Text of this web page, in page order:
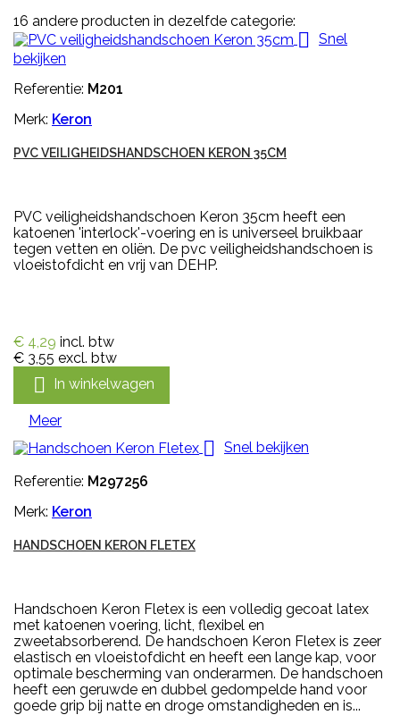
16 andere producten in dezelfde categorie:
 Snel
bekijken
Referentie: M201
Merk: Keron
PVC VEILIGHEIDSHANDSCHOEN KERON 35CM
PVC veiligheidshandschoen Keron 35cm heeft een
katoenen 'interlock'-voering en is universeel bruikbaar
tegen vetten en oliën. De pvc veiligheidshandschoen is
vloeistofdicht en vrij van DEHP.
€ 4,29 incl. btw
€ 3,55 excl. btw
 In winkelwagen
Meer
 Snel bekijken
Referentie: M297256
Merk: Keron
HANDSCHOEN KERON FLETEX
Handschoen Keron Fletex is een volledig gecoat latex
met katoenen voering, licht, flexibel en
zweetabsorberend. De handschoen Keron Fletex is zeer
elastisch en vloeistofdicht en heeft een lange kap, voor
optimale bescherming van onderarmen. De handschoen
heeft een geruwde en dubbel gedompelde hand voor
goede grip bij natte en droge omstandigheden en is...